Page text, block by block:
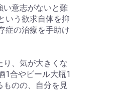
い意志がないと難
いう欲求自体を抑
症の治療を手助け
り、気が大きくな
1合やビール大瓶1
ものの、自分を見